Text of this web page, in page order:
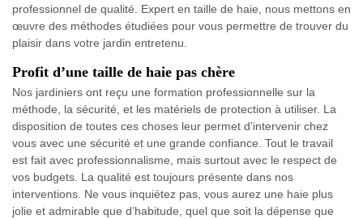
professionnel de qualité. Expert en taille de haie, nous mettons en
œuvre des méthodes étudiées pour vous permettre de trouver du
plaisir dans votre jardin entretenu.
Profit d’une taille de haie pas chère
Nos jardiniers ont reçu une formation professionnelle sur la
méthode, la sécurité, et les matériels de protection à utiliser. La
disposition de toutes ces choses leur permet d’intervenir chez
vous avec une sécurité et une grande confiance. Tout le travail
est fait avec professionnalisme, mais surtout avec le respect de
vos budgets. La qualité est toujours présente dans nos
interventions. Ne vous inquiétez pas, vous aurez une haie plus
jolie et admirable que d’habitude, quel que soit la dépense que